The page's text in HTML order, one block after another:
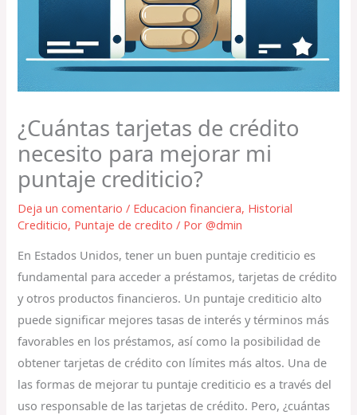
¿Cuántas tarjetas de crédito
necesito para mejorar mi
puntaje crediticio?
Deja un comentario / Educacion financiera, Historial
Crediticio, Puntaje de credito / Por@dmin
En Estados Unidos, tener un buen puntaje crediticio es
fundamental para acceder a préstamos, tarjetas de crédito
y otros productos financieros. Un puntaje crediticio alto
puede significar mejores tasas de interés y términos más
favorables en los préstamos, así como la posibilidad de
obtener tarjetas de crédito con límites más altos. Una de
las formas de mejorar tu puntaje crediticio es a través del
uso responsable de las tarjetas de crédito. Pero, ¿cuántas